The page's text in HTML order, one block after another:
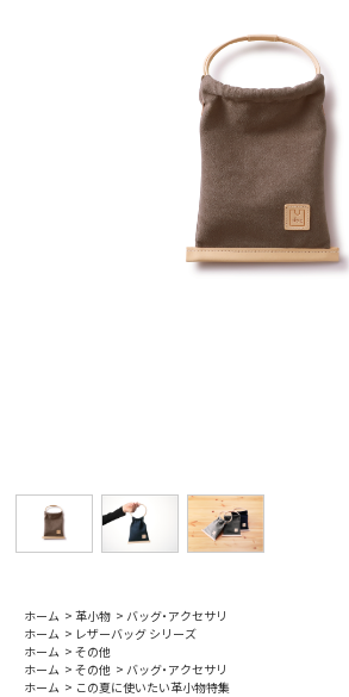
ホーム > 革小物 > バッグ・アクセサリ
ホーム > レザーバッグ シリーズ
ホーム > その他
ホーム > その他 > バッグ・アクセサリ
ホーム > この夏に使いたい革小物特集